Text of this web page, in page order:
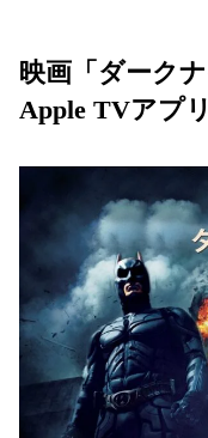
映画「ダーク
Apple TVアプ